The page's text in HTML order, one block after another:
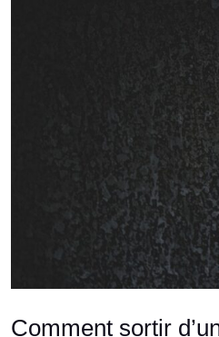
Comment sortir